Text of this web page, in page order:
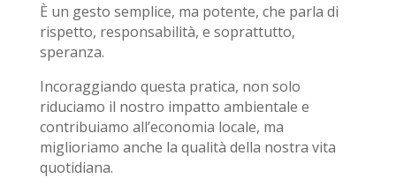
È un gesto semplice, ma potente, che parla di
rispetto, responsabilità, e soprattutto,
speranza.
Incoraggiando questa pratica, non solo
riduciamo il nostro impatto ambientale e
contribuiamo all’economia locale, ma
miglioriamo anche la qualità della nostra vita
quotidiana.